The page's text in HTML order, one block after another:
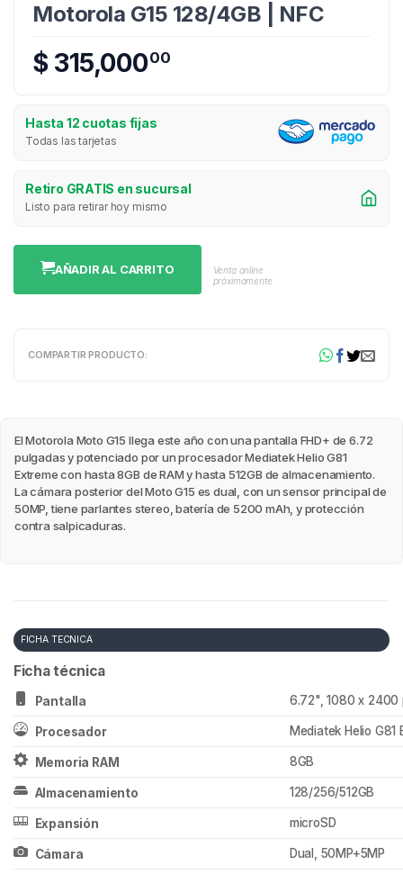
Motorola G15 128/4GB | NFC
$ 315,00000
Hasta 12 cuotas fijas
Todas las tarjetas
Retiro GRATIS en sucursal
Listo para retirar hoy mismo
AÑADIR AL CARRITO
Venta online
próximamente
COMPARTIR PRODUCTO:
El Motorola Moto G15 llega este año con una pantalla FHD+ de 6.72
pulgadas y potenciado por un procesador Mediatek Helio G81
Extreme con hasta 8GB de RAM y hasta 512GB de almacenamiento.
La cámara posterior del Moto G15 es dual, con un sensor principal de
50MP, tiene parlantes stereo, batería de 5200 mAh, y protección
contra salpicaduras.
FICHA TECNICA
Ficha técnica
Pantalla 6.72", 1080 x 2400
Procesador Mediatek Helio G81
Memoria RAM 8GB
Almacenamiento 128/256/512GB
Expansión microSD
Cámara Dual, 50MP+5MP